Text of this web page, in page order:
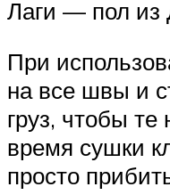
Лаги — пол
При
на все швы и
груз, чтобы
время сушки
просто